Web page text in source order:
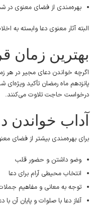
بهره‌مندی از فضای معنوی در
البته آثار معنوی دعا وابسته
بهترین زمان
اگرچه خواندن دعای مجیر در هر
پانزدهم ماه رمضان تأکید
درخواست حاجت تلاوت می‌کنند.
آداب خواندن
برای بهره‌مندی بیشتر از فضای
وضو داشتن و حضور قلب
انتخاب محیطی آرام برای دعا
توجه به معانی و مفاهیم
آغاز دعا با صلوات و پایان آن با